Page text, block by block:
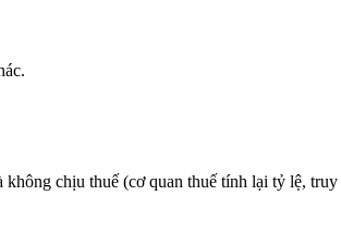
chịu thuế (cơ quan thuế tính lại tỷ lệ,